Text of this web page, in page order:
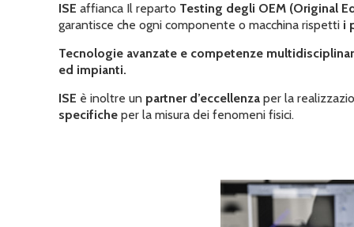
ISEaffianca Il reparto Testing degli OEM (Original
garantisce che ogni componente o macchina rispetti i
Tecnologie avanzate e competenze
ed impianti.
ISE è inoltre un partner d’eccellenzaper la
specifiche per la misura dei fenomeni fisici.